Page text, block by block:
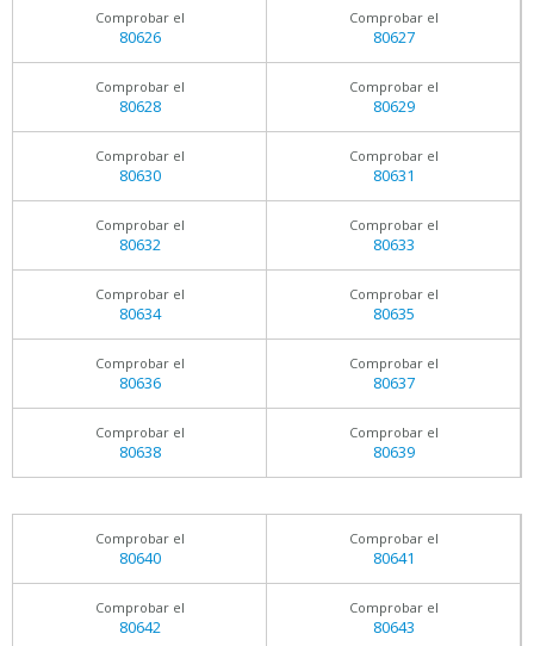
Comprobar el
80626
Comprobar el
80627
Comprobar el
80628
Comprobar el
80629
Comprobar el
80630
Comprobar el
80631
Comprobar el
80632
Comprobar el
80633
Comprobar el
80634
Comprobar el
80635
Comprobar el
80636
Comprobar el
80637
Comprobar el
80638
Comprobar el
80639
Comprobar el
80640
Comprobar el
80641
Comprobar el
80642
Comprobar el
80643